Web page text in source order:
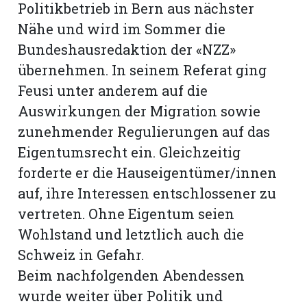
Politikbetrieb in Bern aus nächster
Nähe und wird im Sommer die
Bundeshausredaktion der «NZZ»
übernehmen. In seinem Referat ging
Feusi unter anderem auf die
Auswirkungen der Migration sowie
zunehmender Regulierungen auf das
Eigentumsrecht ein. Gleichzeitig
forderte er die Hauseigentümer/innen
auf, ihre Interessen entschlossener zu
vertreten. Ohne Eigentum seien
Wohlstand und letztlich auch die
Schweiz in Gefahr.
Beim nachfolgenden Abendessen
wurde weiter über Politik und